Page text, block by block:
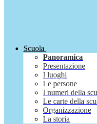
Scuola
Panoramica
Presentazione
I luoghi
Le persone
I numeri della
Le carte della
Organizzazione
La storia